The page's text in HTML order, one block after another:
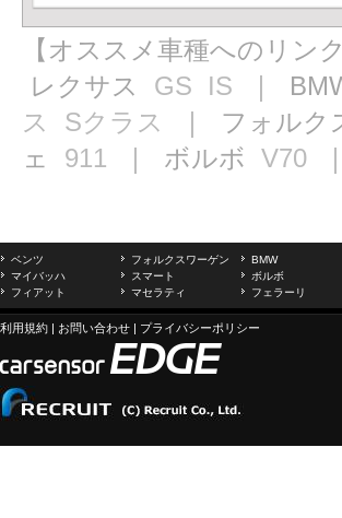
【オススメ車種へのリンク
レクサス GS IS ｜
ス
Sクラス ｜ フォルク
ェ 911 ｜ ボルボ V70
ベンツ フォルクスワーゲン BMW
マイバッハ
スマート ボルボ
フィアット
マセラティ フェラーリ
利用規約 | お問い合わせ | プライバシーポリシー